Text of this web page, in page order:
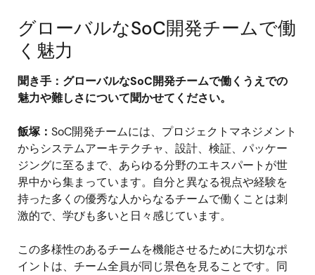
グローバルなSoC開発チームで働
く魅力
聞き手：グローバルなSoC開発チームで働くうえでの
魅力や難しさについて聞かせてください。
飯塚： SoC開発チームには、プロジェクトマネジメント
からシステムアーキテクチャ、設計、検証、パッケー
ジングに至るまで、あらゆる分野のエキスパートが世
界中から集まっています。自分と異なる視点や経験を
持った多くの優秀な人からなるチームで働くことは刺
激的で、学びも多いと日々感じています。
この多様性のあるチームを機能させるために大切なポ
イントは、チーム全員が同じ景色を見ることです。同